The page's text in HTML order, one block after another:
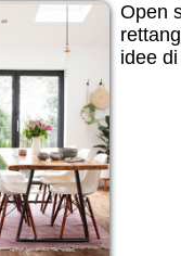
Open
idee